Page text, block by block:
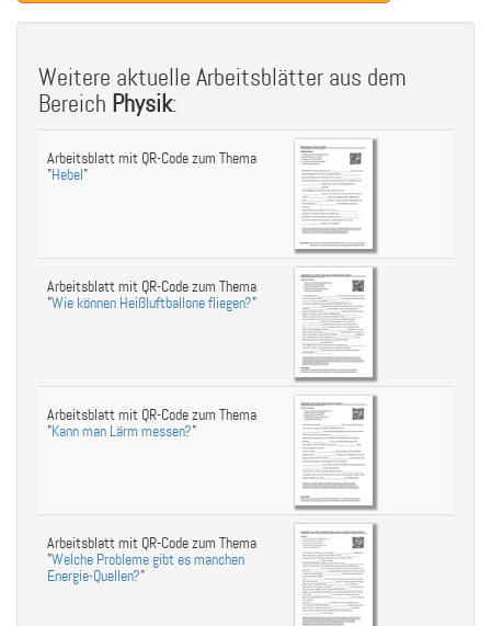
Weitere aktuelle Arbeitsblätter aus dem
Bereich Physik:
Arbeitsblatt mit QR-Code zum Thema
"Hebel"
Arbeitsblatt mit QR-Code zum Thema
"Wie können Heißluftballone fliegen?"
Arbeitsblatt mit QR-Code zum Thema
"Kann man Lärm messen?"
Arbeitsblatt mit QR-Code zum Thema
"Welche Probleme gibt es manchen
Energie-Quellen?"